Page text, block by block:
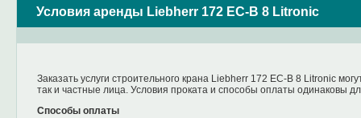
Условия аренды Liebherr 172 EC-B 8 Litronic
Заказать услуги строительного крана Liebherr 172 EC-B 8 Litronic
так и частные лица. Условия проката и способы оплаты одинаковы
Способы оплаты